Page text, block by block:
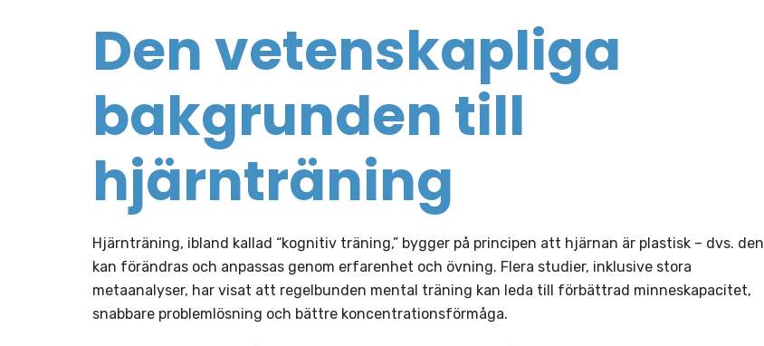
Den vetenskapliga
bakgrunden till
hjärnträning
Hjärnträning, ibland kallad “kognitiv träning,” bygger på principen att hjärnan är plastisk – dvs. den
kan förändras och anpassas genom erfarenhet och övning. Flera studier, inklusive stora
metaanalyser, har visat att regelbunden mental träning kan leda till förbättrad minneskapacitet,
snabbare problemlösning och bättre koncentrationsförmåga.